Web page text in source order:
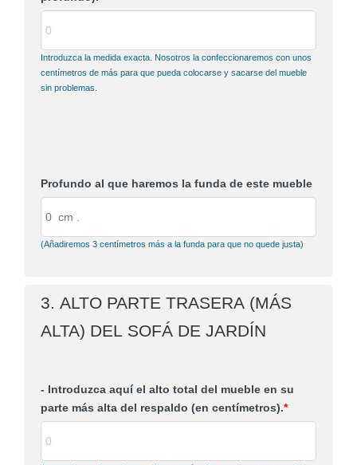
Introduzca la medida exacta. Nosotros la confeccionaremos con unos
centímetros de más para que pueda colocarse y sacarse del mueble
sin problemas.
Profundo al que haremos la funda de este mueble
(Añadiremos 3 centímetros más a la funda para que no quede justa)
3. ALTO PARTE TRASERA (MÁS
ALTA) DEL SOFÁ DE JARDÍN
- Introduzca aquí el alto total del mueble en su
parte más alta del respaldo (en centímetros).*